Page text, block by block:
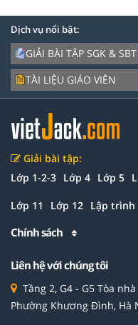
Dịch vụ nổi bật:
GIẢI BÀI TẬP SGK & SBT
TÀI LIỆU GIÁO VIÊN
Giải bài tập:
Lớp 1-2-3 Lớp 4 Lớp 5
Lớp 11 Lớp 12 Lập trình
Chính sách
Liên hệ với chúng tôi
Tầng 2, G4 - G5 Tòa
Phường Khương Đình, Hà